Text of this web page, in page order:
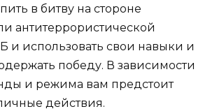
в битву на стороне
антитеррористической
использовать свои навыки и
победу. В зависимости
и режима вам предстоит
действия.